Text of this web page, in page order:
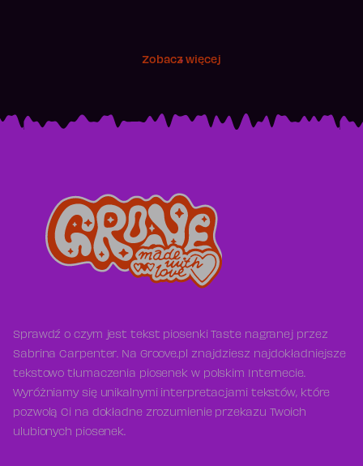
Zobacz więcej
Sprawdź o czym jest tekst piosenki Taste nagranej przez
Sabrina Carpenter. Na Groove.pl znajdziesz najdokładniejsze
tekstowo tłumaczenia piosenek w polskim Internecie.
Wyróżniamy się unikalnymi interpretacjami tekstów, które
pozwolą Ci na dokładne zrozumienie przekazu Twoich
ulubionych piosenek.